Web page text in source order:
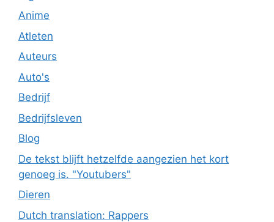
Anime
Atleten
Auteurs
Auto's
Bedrijf
Bedrijfsleven
Blog
De tekst blijft hetzelfde aangezien het kort
genoeg is. "Youtubers"
Dieren
Dutch translation: Rappers